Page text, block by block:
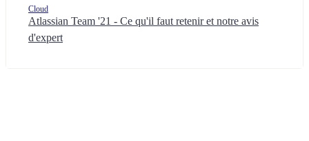
Cloud
Atlassian Team '21 - Ce qu'il faut retenir et notre avis
d'expert